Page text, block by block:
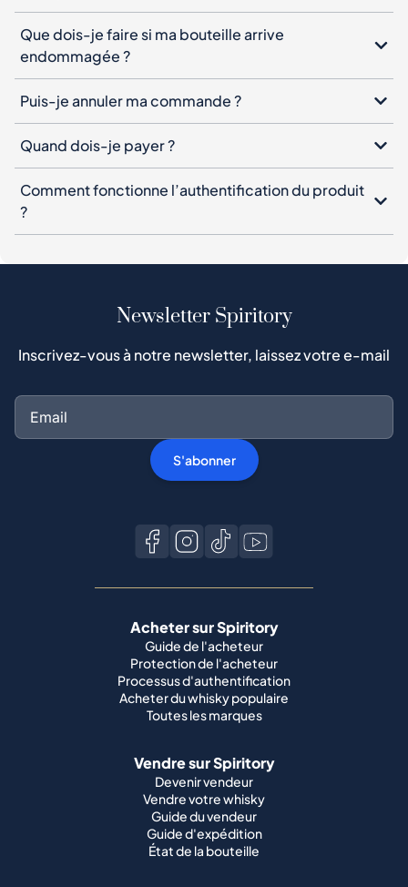
Que dois-je faire si ma bouteille arrive
endommagée ?
Puis-je annuler ma commande ?
Quand dois-je payer ?
Comment fonctionne l’authentification du produit
?
Newsletter Spiritory
Inscrivez-vous à notre newsletter, laissez votre e-mail
S'abonner
Acheter sur Spiritory
Guide de l'acheteur
Protection de l'acheteur
Processus d'authentification
Acheter du whisky populaire
Toutes les marques
Vendre sur Spiritory
Devenir vendeur
Vendre votre whisky
Guide du vendeur
Guide d'expédition
État de la bouteille